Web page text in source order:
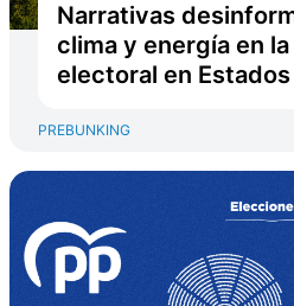
Narrativas
clima y energía en
electoral en
PREBUNKING